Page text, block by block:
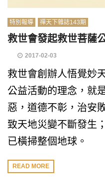
特別報導 禪天下雜誌143期
救世會發起救世菩薩
2017-02-03
救世會創辦人悟覺妙
公益活動的理念，就
惡，道德不彰，治安
致天地災變不斷發生
已橫掃整個地球。
READ MORE